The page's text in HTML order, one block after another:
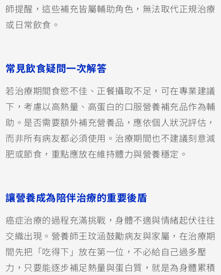
師提醒，這些補充皆屬輔助角色，無法取代正規治療
或日常飲食。
常見飲食疑問一次解答
若治療期間食慾不佳、正餐攝取不足，可在專業建議
下，考慮以高熱量、高蛋白的口服營養補充品作為輔
助。是否需要額外補充營養品，應依個人狀況評估，
而非所有病友都必須使用。治療期間也不建議刻意減
肥或節食，重點應放在維持體力與營養穩定。
讓營養成為陪伴治療的重要後盾
癌症治療的過程充滿挑戰，身體不適與情緒起伏往往
交織出現。營養師王玟涵鼓勵病友與家屬，在治療期
間先把「吃得下」放在第一位，不必給自己過多壓
力，只要能逐步補足熱量與蛋白質，就是為身體累積